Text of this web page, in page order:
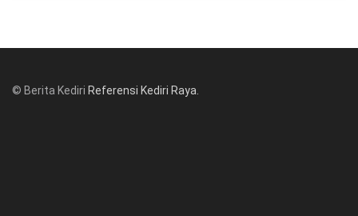
© Berita Kediri Referensi Kediri Raya